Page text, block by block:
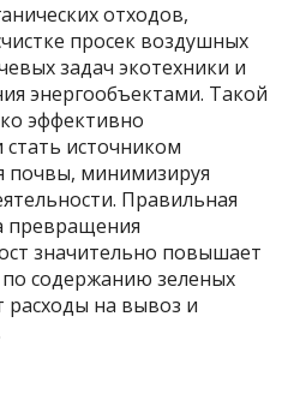
отходов,
просек воздушных
задач экотехники и
энергообъектами. Такой
эффективно
стать источником
почвы, минимизируя
Правильная
превращения
значительно повышает
содержанию зеленых
расходы на вывоз и